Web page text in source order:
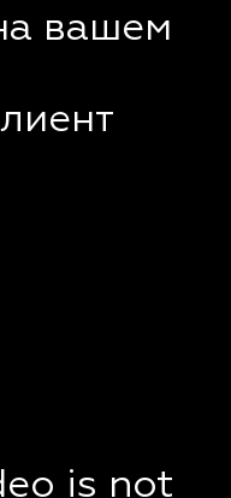
вашем
is not